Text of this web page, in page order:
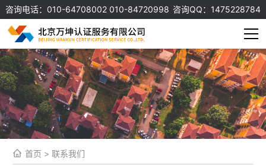
咨询电话：010-64708002 010-84720998 咨询QQ：1475228784
首页 >联系我们